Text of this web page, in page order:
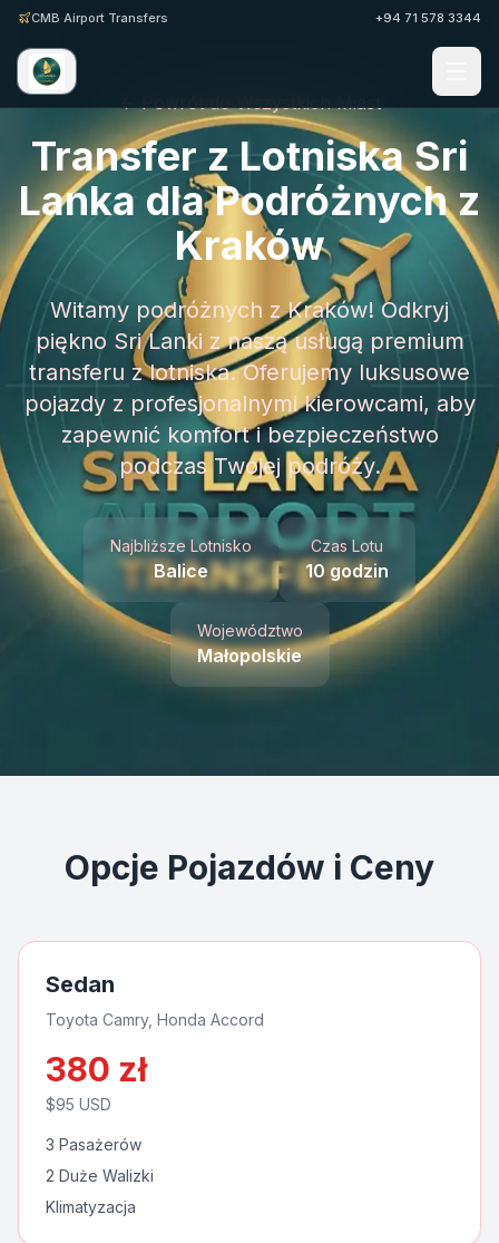
CMB Airport Transfers +94 71 578 3344
Instant WhatsApp Quote
Explore Tours & Day Trips
Book Now
← Powrót do Wszystkich Miast
Transfer z Lotniska Sri
Lanka dla Podróżnych z
Kraków
Witamy podróżnych z Kraków! Odkryj
piękno Sri Lanki z naszą usługą premium
transferu z lotniska. Oferujemy luksusowe
pojazdy z profesjonalnymi kierowcami, aby
zapewnić komfort i bezpieczeństwo
podczas Twojej podróży.
Najbliższe Lotnisko
Balice
Czas Lotu
10 godzin
Województwo
Małopolskie
Opcje Pojazdów i Ceny
Sedan
Toyota Camry, Honda Accord
380 zł
$95 USD
3 Pasażerów
2 Duże Walizki
Klimatyzacja